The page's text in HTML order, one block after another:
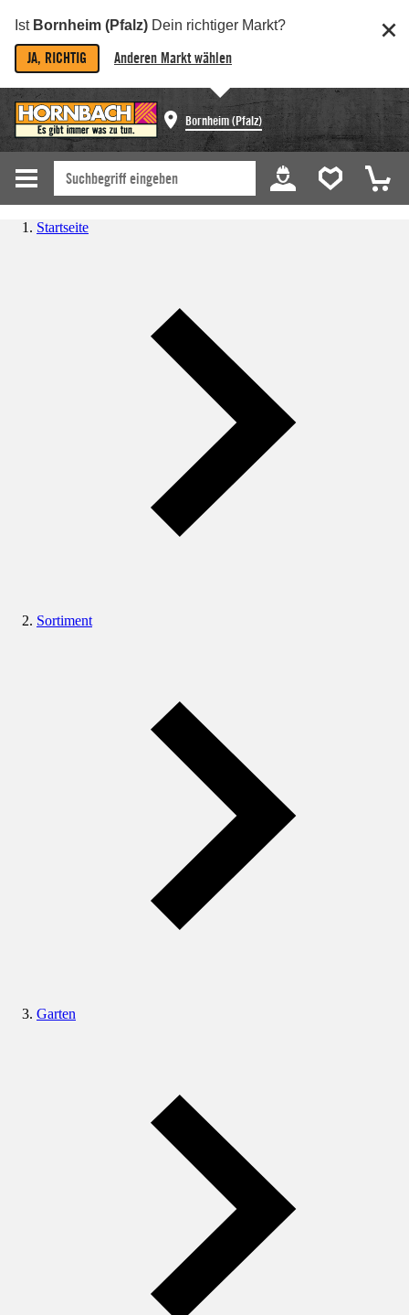
Ist Bornheim (Pfalz) Dein richtiger Markt?
JA, RICHTIG Anderen Markt wählen
Bornheim (Pfalz)
Startseite
Sortiment
Garten